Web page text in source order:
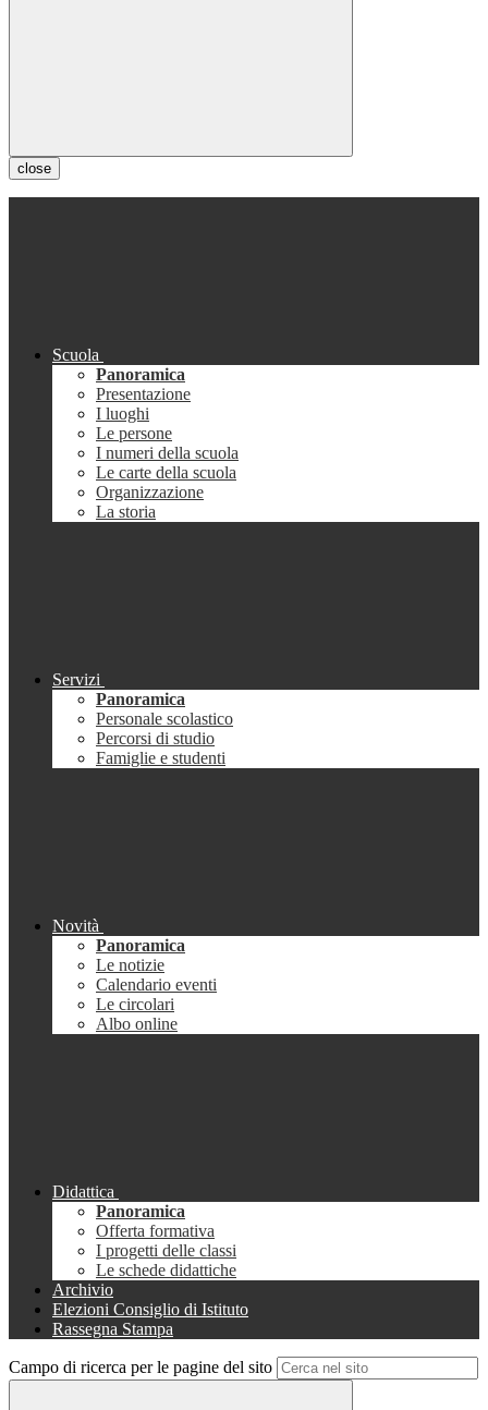
close
Scuola
Panoramica
Presentazione
I luoghi
Le persone
I numeri della scuola
Le carte della scuola
Organizzazione
La storia
Servizi
Panoramica
Personale scolastico
Percorsi di studio
Famiglie e studenti
Novità
Panoramica
Le notizie
Calendario eventi
Le circolari
Albo online
Didattica
Panoramica
Offerta formativa
I progetti delle classi
Le schede didattiche
Archivio
Elezioni Consiglio di Istituto
Rassegna Stampa
Campo di ricerca per le pagine del sito